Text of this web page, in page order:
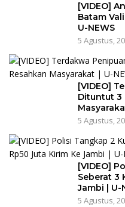
[VIDEO]
Batam
U-NEWS
5 Agustus,
[VIDEO]
Dituntut 3
5 Agustus,
[VIDEO]
Seberat 3
Jambi | U-
5 Agustus,